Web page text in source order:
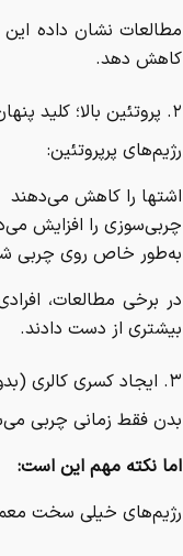
مطالعات نشان داده
کاهش دهد.
۲. پروتئین بالا؛ کلید پنهان چربی‌سوزی
رژیم‌های پرپروتئین:
اشتها را کاهش می‌دهند
چربی‌سوزی را افزایش
به‌طور خاص روی چربی
در برخی مطالعات،
بیشتری از دست دادند.
۳. ایجاد کسری کالری (بدون افراط)
بدن فقط زمانی چربی
اما نکته مهم این است:
رژیم‌های خیلی سخت